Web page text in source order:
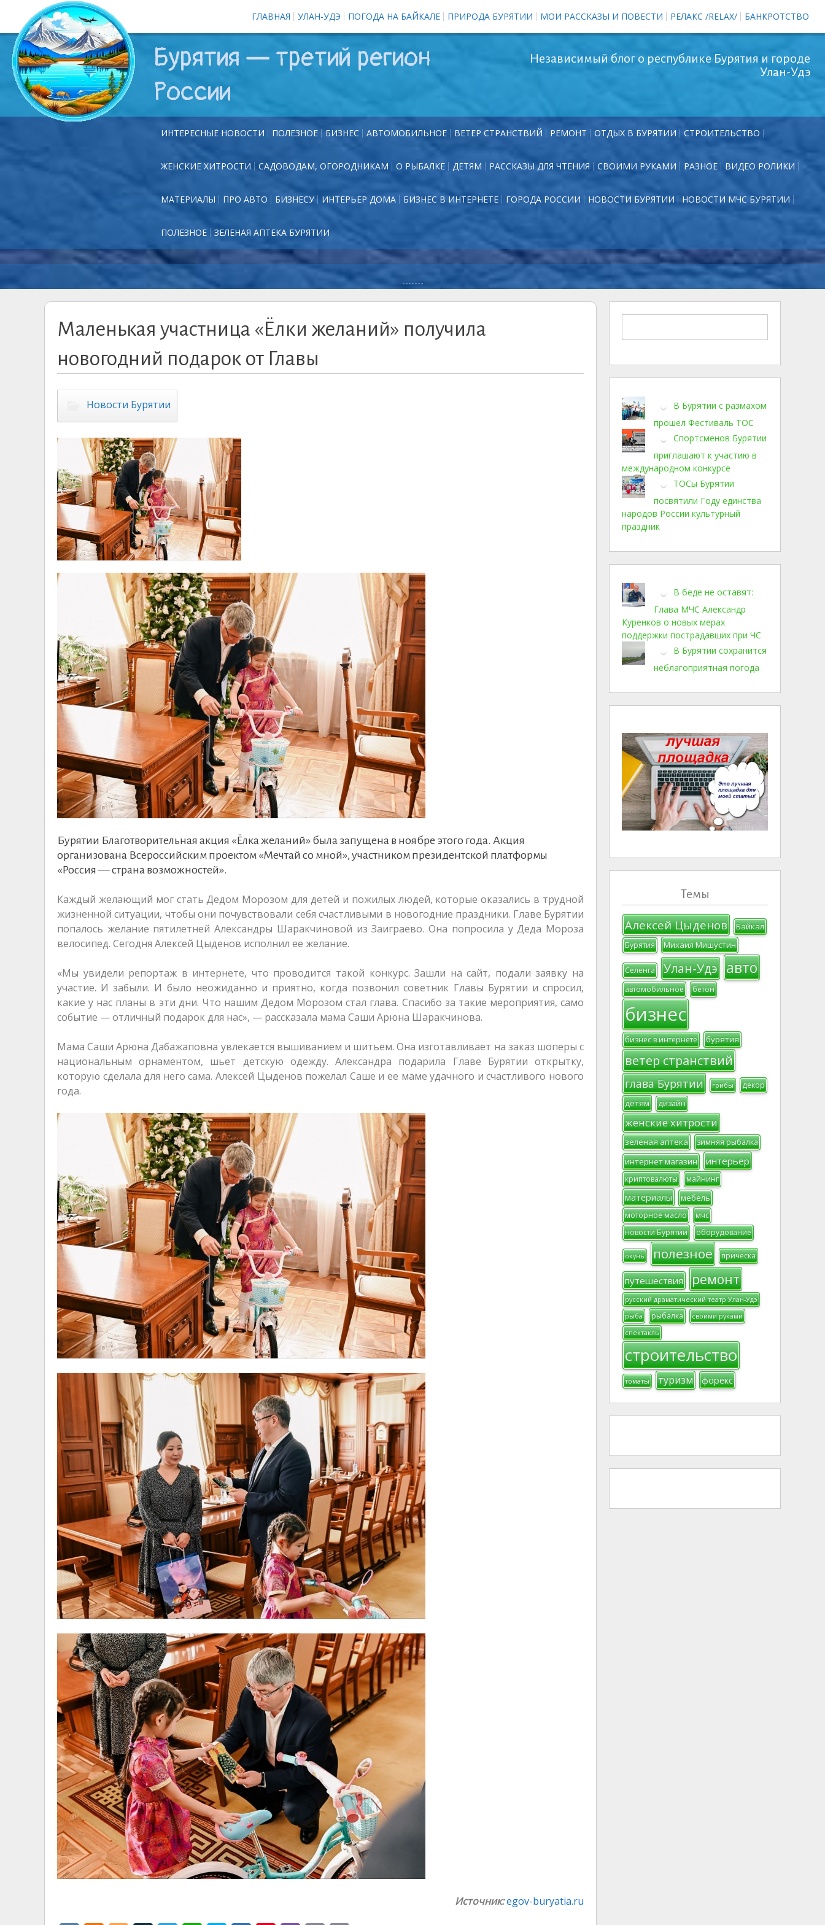
ГЛАВНАЯ УЛАН-УДЭ ПОГОДА НА БАЙКАЛЕ ПРИРОДА БУРЯТИИ МОИ РАССКАЗЫ И ПОВЕСТИ РЕЛАКС /RELAX/ БАНКРОТСТВО
Бурятия — третий регион
России
Независимый блог о республике Бурятия и городе
Улан-Удэ
ИНТЕРЕСНЫЕ НОВОСТИ ПОЛЕЗНОЕ БИЗНЕС АВТОМОБИЛЬНОЕ ВЕТЕР СТРАНСТВИЙ РЕМОНТ ОТДЫХ В БУРЯТИИ СТРОИТЕЛЬСТВО
ЖЕНСКИЕ ХИТРОСТИ САДОВОДАМ, ОГОРОДНИКАМ О РЫБАЛКЕ ДЕТЯМ РАССКАЗЫ ДЛЯ ЧТЕНИЯ СВОИМИ РУКАМИ РАЗНОЕ ВИДЕО РОЛИКИ
МАТЕРИАЛЫ ПРО АВТО БИЗНЕСУ ИНТЕРЬЕР ДОМА БИЗНЕС В ИНТЕРНЕТЕ ГОРОДА РОССИИ НОВОСТИ БУРЯТИИ НОВОСТИ МЧС БУРЯТИИ
ПОЛЕЗНОЕ ЗЕЛЕНАЯ АПТЕКА БУРЯТИИ
-------
Маленькая участница «Ёлки желаний» получила
новогодний подарок от Главы
Новости Бурятии
Бурятии Благотворительная акция «Ёлка желаний» была запущена в ноябре этого года. Акция
организована Всероссийским проектом «Мечтай со мной», участником президентской платформы
«Россия — страна возможностей».
Каждый желающий мог стать Дедом Морозом для детей и пожилых людей, которые оказались в трудной
жизненной ситуации, чтобы они почувствовали себя счастливыми в новогодние праздники. Главе Бурятии
попалось желание пятилетней Александры Шаракчиновой из Заиграево. Она попросила у Деда Мороза
велосипед. Сегодня Алексей Цыденов исполнил ее желание.
«Мы увидели репортаж в интернете, что проводится такой конкурс. Зашли на сайт, подали заявку на
участие. И забыли. И было неожиданно и приятно, когда позвонил советник Главы Бурятии и спросил,
какие у нас планы в эти дни. Что нашим Дедом Морозом стал глава. Спасибо за такие мероприятия, само
событие — отличный подарок для нас», — рассказала мама Саши Арюна Шаракчинова.
Мама Саши Арюна Дабажаповна увлекается вышиванием и шитьем. Она изготавливает на заказ шоперы с
национальным орнаментом, шьет детскую одежду. Александра подарила Главе Бурятии открытку,
которую сделала для него сама. Алексей Цыденов пожелал Саше и ее маме удачного и счастливого нового
года.
Источник:egov-buryatia.ru
В Бурятии с размахом
прошел Фестиваль ТОС
Спортсменов Бурятии
приглашают к участию в
международном конкурсе
ТОСы Бурятии
посвятили Году единства
народов России культурный
праздник
В беде не оставят:
Глава МЧС Александр
Куренков о новых мерах
поддержки пострадавших при ЧС
В Бурятии сохранится
неблагоприятная погода
Темы
Алексей Цыденов Байкал
Бурятия Михаил Мишустин
Селенга Улан-Удэ авто
автомобильное бетон
бизнес
бизнес в интернете бурятия
ветер странствий
глава Бурятии грибы декор
детям дизайн
женские хитрости
зеленая аптека зимняя рыбалка
интернет магазин интерьер
криптовалюты майнинг
материалы мебель
моторное масло
мчс
новости Бурятии
оборудование
окунь полезное прическа
путешествия ремонт
русский драматический театр Улан-Удэ
рыба
рыбалка
своими руками
спектакль
строительство
томаты туризм форекс